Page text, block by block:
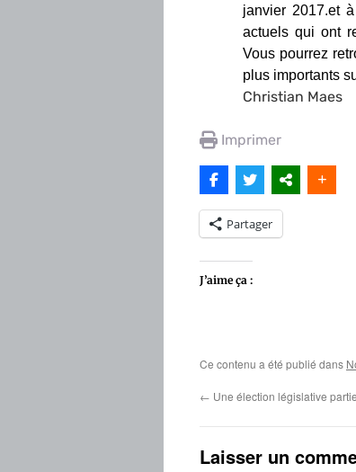
janvier 2017.et
actuels qui ont
Vous pourrez
plus importants
Christian Maes
Imprimer
Partager
J’aime ça :
Ce contenu a été publié dans
← Une élection législative
Laisser un